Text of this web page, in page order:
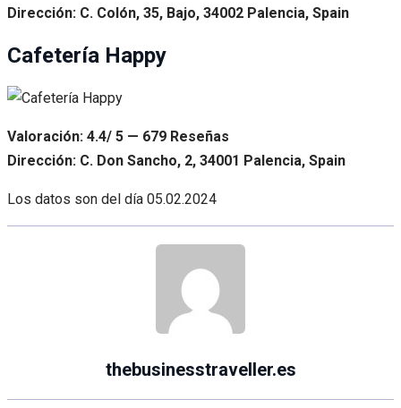
Dirección: C. Colón, 35, Bajo, 34002 Palencia, Spain
Cafetería Happy
Valoración: 4.4/ 5 — 679 Reseñas
Dirección: C. Don Sancho, 2, 34001 Palencia, Spain
Los datos son del día 05.02.2024
thebusinesstraveller.es